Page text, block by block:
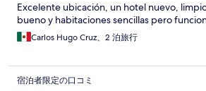
Excelente ubicación, un hotel nuevo,
bueno y habitaciones sencillas pero
Carlos Hugo Cruz、2 泊旅行
宿泊者限定の口コミ